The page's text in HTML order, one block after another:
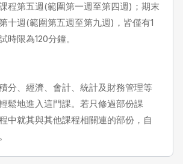
程第五週(範圍第一週至第四週)；期末
十週(範圍第五週至第九週)，皆僅有1
時限為120分鐘。
分、經濟、會計、統計及財務管理等
鬆地進入這門課。若只修過部份課
中就其與其他課程相關連的部份，自